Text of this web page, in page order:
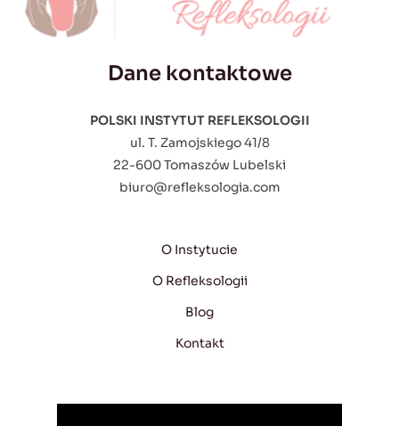
Dane kontaktowe
POLSKI INSTYTUT REFLEKSOLOGII
ul. T. Zamojskiego 41/8
22-600 Tomaszów Lubelski
biuro@refleksologia.com
O Instytucie
O Refleksologii
Blog
Kontakt